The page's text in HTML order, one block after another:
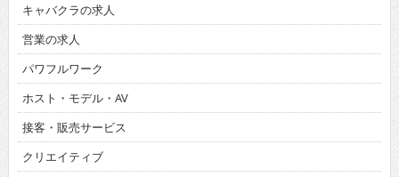
キャバクラの求人
営業の求人
パワフルワーク
ホスト・モデル・AV
接客・販売サービス
クリエイティブ